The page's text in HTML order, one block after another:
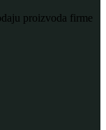
proizvoda firme